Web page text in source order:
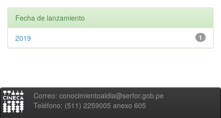
Fecha de lanzamiento
1
2019
Correo: conocimientoaldia@serfor.gob.pe
Teléfono: (511) 2259005 anexo 605